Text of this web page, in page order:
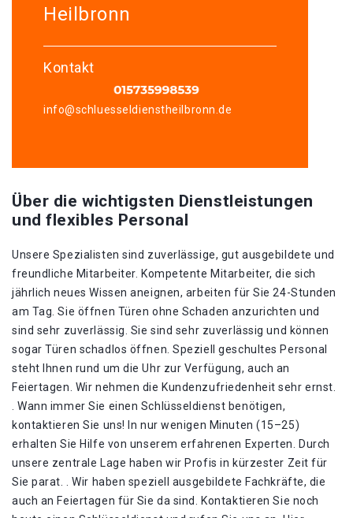
Heilbronn
Kontakt
info@schluesseldienstheilbronn.de
Über die wichtigsten Dienstleistungen
und flexibles Personal
Unsere Spezialisten sind zuverlässige, gut ausgebildete und
freundliche Mitarbeiter. Kompetente Mitarbeiter, die sich
jährlich neues Wissen aneignen, arbeiten für Sie 24-Stunden
am Tag. Sie öffnen Türen ohne Schaden anzurichten und
sind sehr zuverlässig. Sie sind sehr zuverlässig und können
sogar Türen schadlos öffnen. Speziell geschultes Personal
steht Ihnen rund um die Uhr zur Verfügung, auch an
Feiertagen. Wir nehmen die Kundenzufriedenheit sehr ernst.
. Wann immer Sie einen Schlüsseldienst benötigen,
kontaktieren Sie uns! In nur wenigen Minuten (15–25)
erhalten Sie Hilfe von unserem erfahrenen Experten. Durch
unsere zentrale Lage haben wir Profis in kürzester Zeit für
Sie parat. . Wir haben speziell ausgebildete Fachkräfte, die
auch an Feiertagen für Sie da sind. Kontaktieren Sie noch